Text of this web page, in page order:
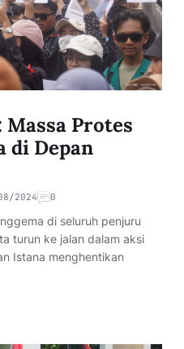
Massa Protes
di Depan
2024 0
di seluruh penjuru
turun ke jalan dalam aksi
Istana menghentikan